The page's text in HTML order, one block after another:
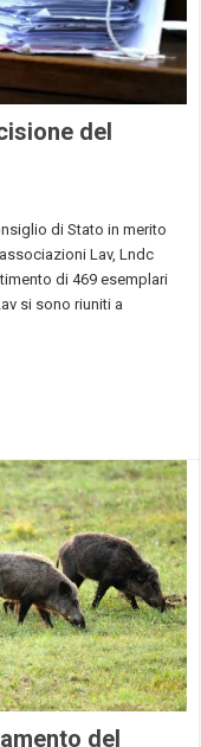
del
di Stato in merito
Lav, Lndc
di 469 esemplari
si sono riuniti a
del